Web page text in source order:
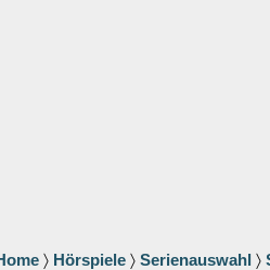
〉 Hörspiele 〉 Serienauswahl 〉